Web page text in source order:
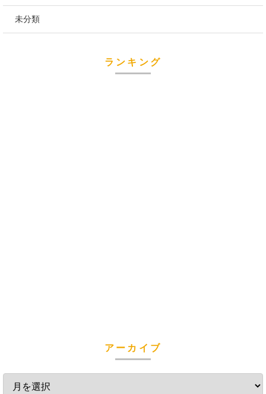
未分類
ランキング
アーカイブ